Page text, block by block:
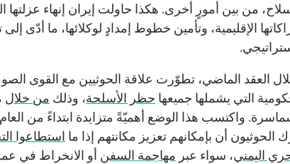
من بين أمورٍ أخرى. هكذا حاولت إيران إنهاء عزلتها
الإقليمية، وتأمين خطوط إمدادٍ لوكلائها، ما أدّى إلى
العقد الماضي، تطوّرت علاقة الحوثيين مع القوى
التي يشملها جميعها حظر الأسلحة، وذلك من خلال
الحوثيون أن بإمكانهم تعزيز مكانتهم إذا ما استطاعوا
اليمني، سواء عبر مهاجمة السفن أو الانخراط في